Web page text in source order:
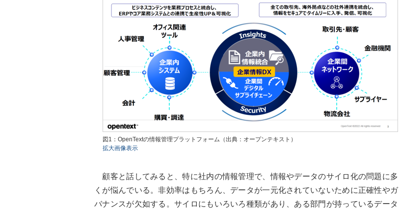
図1：OpenTextの情報管理プラットフォーム（出典：オープンテキスト）
拡大画像表示
顧客と話してみると、特に社内の情報管理で、情報やデータのサイロ化の問題に多
くが悩んでいる。非効率はもちろん、データが一元化されていないために正確性やガ
バナンスが欠如する。サイロにもいろいろ種類があり、ある部門が持っているデータ